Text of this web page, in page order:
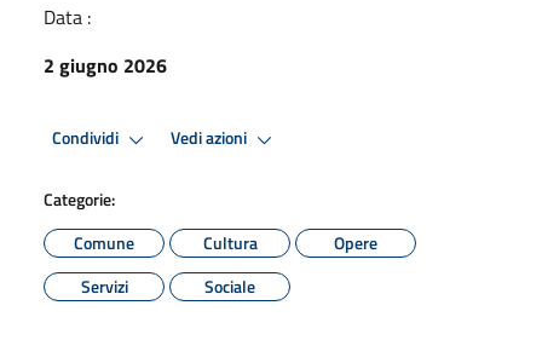
Data :
2 giugno 2026
Condividi Vedi azioni
Categorie:
Comune
Cultura
Opere
Servizi
Sociale